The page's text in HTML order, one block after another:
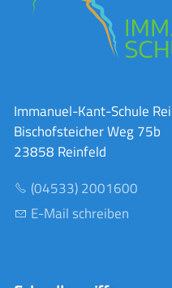
Immanuel-Kant-Schule
Bischofsteicher Weg 75b
23858 Reinfeld
(04533) 2001600
E-Mail schreiben